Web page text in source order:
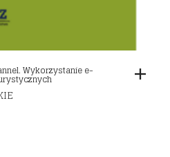
Wykorzystanie e-